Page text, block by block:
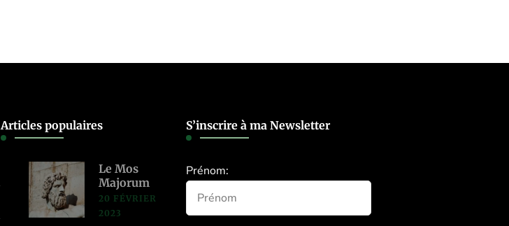
Articles populaires
Le Mos
Majorum
20 FÉVRIER
2023
S’inscrire à ma Newsletter
Prénom: